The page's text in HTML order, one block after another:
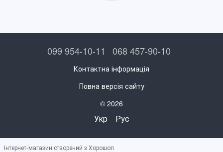
099 954-10-11 068 457-90-10
Контактна інформація
Повна версія сайту
© 2026
Укр Рус
Інтернет-магазин створений з Хорошоп